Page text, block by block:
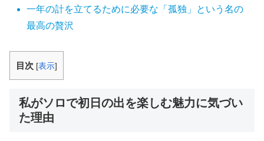
一年の計を立てるために必要な「孤独」という名の
最高の贅沢
目次 [表示]
私がソロで初日の出を楽しむ魅力に気づい
た理由